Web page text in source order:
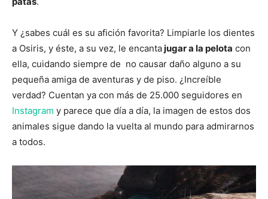
Y ¿sabes cuál es su afición favorita? Limpiarle los dientes
a Osiris, y éste, a su vez, le encantajugar a la pelota con
ella, cuidando siempre de no causar daño alguno a su
pequeña amiga de aventuras y de piso. ¿Increíble
verdad? Cuentan ya con más de 25.000 seguidores en
Instagram y parece que día a día, la imagen de estos dos
animales sigue dando la vuelta al mundo para admirarnos
a todos.